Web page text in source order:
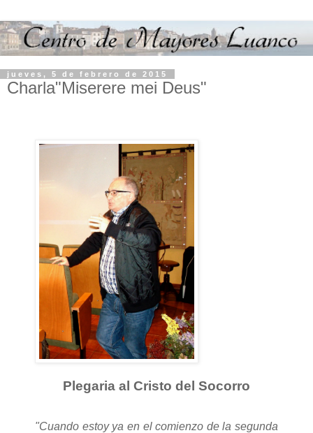
jueves, 5 de febrero de 2015
Charla"Miserere mei Deus"
Plegaria al Cristo del Socorro
"Cuando estoy ya en el comienzo de la segunda